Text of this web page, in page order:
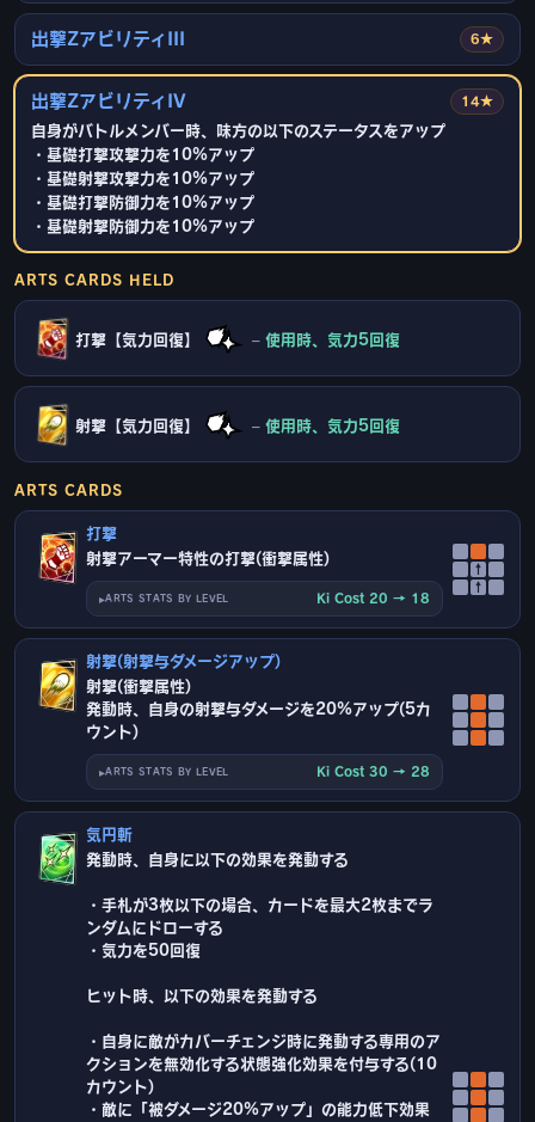
6★
出撃ZアビリティIII
14★
出撃ZアビリティIV
自身がバトルメンバー時、味方の以下のステータスをアップ
・基礎打撃攻撃力を10%アップ
・基礎射撃攻撃力を10%アップ
・基礎打撃防御力を10%アップ
・基礎射撃防御力を10%アップ
ARTS CARDS HELD
打撃【気力回復】 – 使用時、気力5回復
射撃【気力回復】 – 使用時、気力5回復
ARTS CARDS
打撃
射撃アーマー特性の打撃(衝撃属性)
ARTS STATS BY LEVEL Ki Cost 20 → 18
↑
↑
射撃(射撃与ダメージアップ)
射撃(衝撃属性)
発動時、自身の射撃与ダメージを20%アップ(5カ
ウント)
ARTS STATS BY LEVEL Ki Cost 30 → 28
気円斬
発動時、自身に以下の効果を発動する
・手札が3枚以下の場合、カードを最大2枚までラ
ンダムにドローする
・気力を50回復
ヒット時、以下の効果を発動する
・自身に敵がカバーチェンジ時に発動する専用のア
クションを無効化する状態強化効果を付与する(10
カウント)
・敵に「被ダメージ20%アップ」の能力低下効果